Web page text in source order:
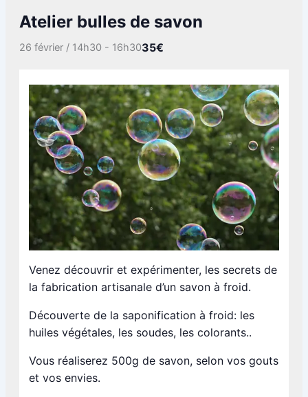
Atelier bulles de savon
26 février / 14h30 - 16h3035€
Venez découvrir et expérimenter, les secrets de
la fabrication artisanale d’un savon à froid.
Découverte de la saponification à froid: les
huiles végétales, les soudes, les colorants..
Vous réaliserez 500g de savon, selon vos gouts
et vos envies.